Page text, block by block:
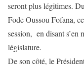
seront plus légitimes.
Fode Oussou Fofana,
session, en disant s’en
législature.
De son côté, le